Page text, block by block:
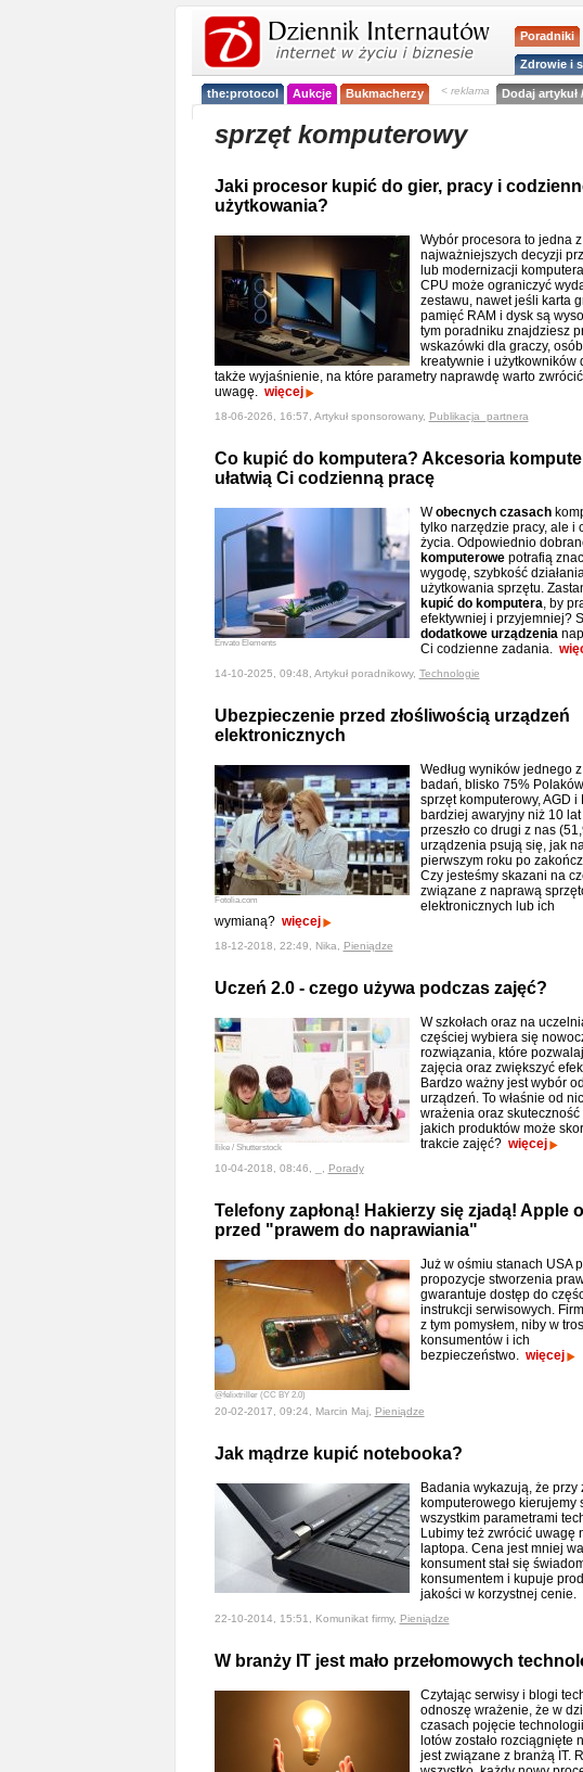
Poradniki
Zdrowie i
the:protocol Aukcje Bukmacherzy < reklama Dodaj artykuł
sprzęt komputerowy
Jaki procesor kupić do gier, pracy i
użytkowania?
Wybór procesora to jedna z
najważniejszych decyzji
lub modernizacji
CPU może ograniczyć
zestawu, nawet jeśli karta
pamięć RAM i dysk są
tym poradniku znajdziesz
wskazówki dla graczy,
kreatywnie i użytkowników
także wyjaśnienie, na które parametry naprawdę warto zwrócić
uwagę. więcej
18-06-2026, 16:57, Artykuł sponsorowany, Publikacja_partnera
Co kupić do komputera? Akcesoria
ułatwią Ci codzienną pracę
Envato Elements
Wobecnych czasach
tylko narzędzie pracy, ale i
życia. Odpowiednio
komputerowepotrafią
wygodę, szybkość
użytkowania sprzętu.
kupić do komputera, by
efektywniej i przyjemniej?
dodatkowe urządzenia
Ci codzienne zadania.
14-10-2025, 09:48, Artykuł poradnikowy, Technologie
Ubezpieczenie przed złośliwością urządzeń
elektronicznych
Fotolia.com
Według wyników jednego
badań, blisko 75%
sprzęt komputerowy, AGD i
bardziej awaryjny niż 10 lat
przeszło co drugi z nas
urządzenia psują się, jak
pierwszym roku po
Czy jesteśmy skazani na
związane z naprawą
elektronicznych lub ich
wymianą? więcej
18-12-2018, 22:49, Nika, Pieniądze
Uczeń 2.0 - czego używa podczas zajęć?
Ilike / Shutterstock
W szkołach oraz na
częściej wybiera się
rozwiązania, które
zajęcia oraz zwiększyć
Bardzo ważny jest wybór
urządzeń. To właśnie od
wrażenia oraz skuteczność
jakich produktów może
trakcie zajęć? więcej
10-04-2018, 08:46, _, Porady
Telefony zapłoną! Hakierzy się zjadą! Apple
przed "prawem do naprawiania"
@felixtriller (CC BY 2.0)
Już w ośmiu stanach USA
propozycje stworzenia
gwarantuje dostęp do
instrukcji serwisowych.
z tym pomysłem, niby w
konsumentów i ich
bezpieczeństwo. więcej
20-02-2017, 09:24, Marcin Maj, Pieniądze
Jak mądrze kupić notebooka?
Badania wykazują, że przy
komputerowego kierujemy
wszystkim parametrami
Lubimy też zwrócić uwagę
laptopa. Cena jest mniej
konsument stał się
konsumentem i kupuje
jakości w korzystnej cenie.
22-10-2014, 15:51, Komunikat firmy, Pieniądze
W branży IT jest mało przełomowych
Czytając serwisy i blogi
odnoszę wrażenie, że w
czasach pojęcie
lotów zostało rozciągnięte
jest związane z branżą IT.